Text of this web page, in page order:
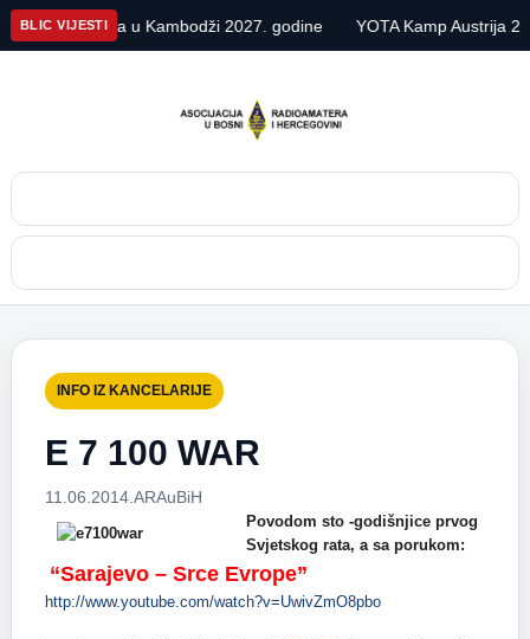
BLIC VIJESTI
ekspedicija u Kambodži 2027. godine YOTA Kamp Austrija 2026
INFO IZ KANCELARIJE
E 7 100 WAR
11.06.2014. ARAuBiH
Povodom sto -godišnjice prvog
Svjetskog rata, a sa porukom:
“Sarajevo – Srce Evrope”
http://www.youtube.com/watch?v=UwivZmO8pbo